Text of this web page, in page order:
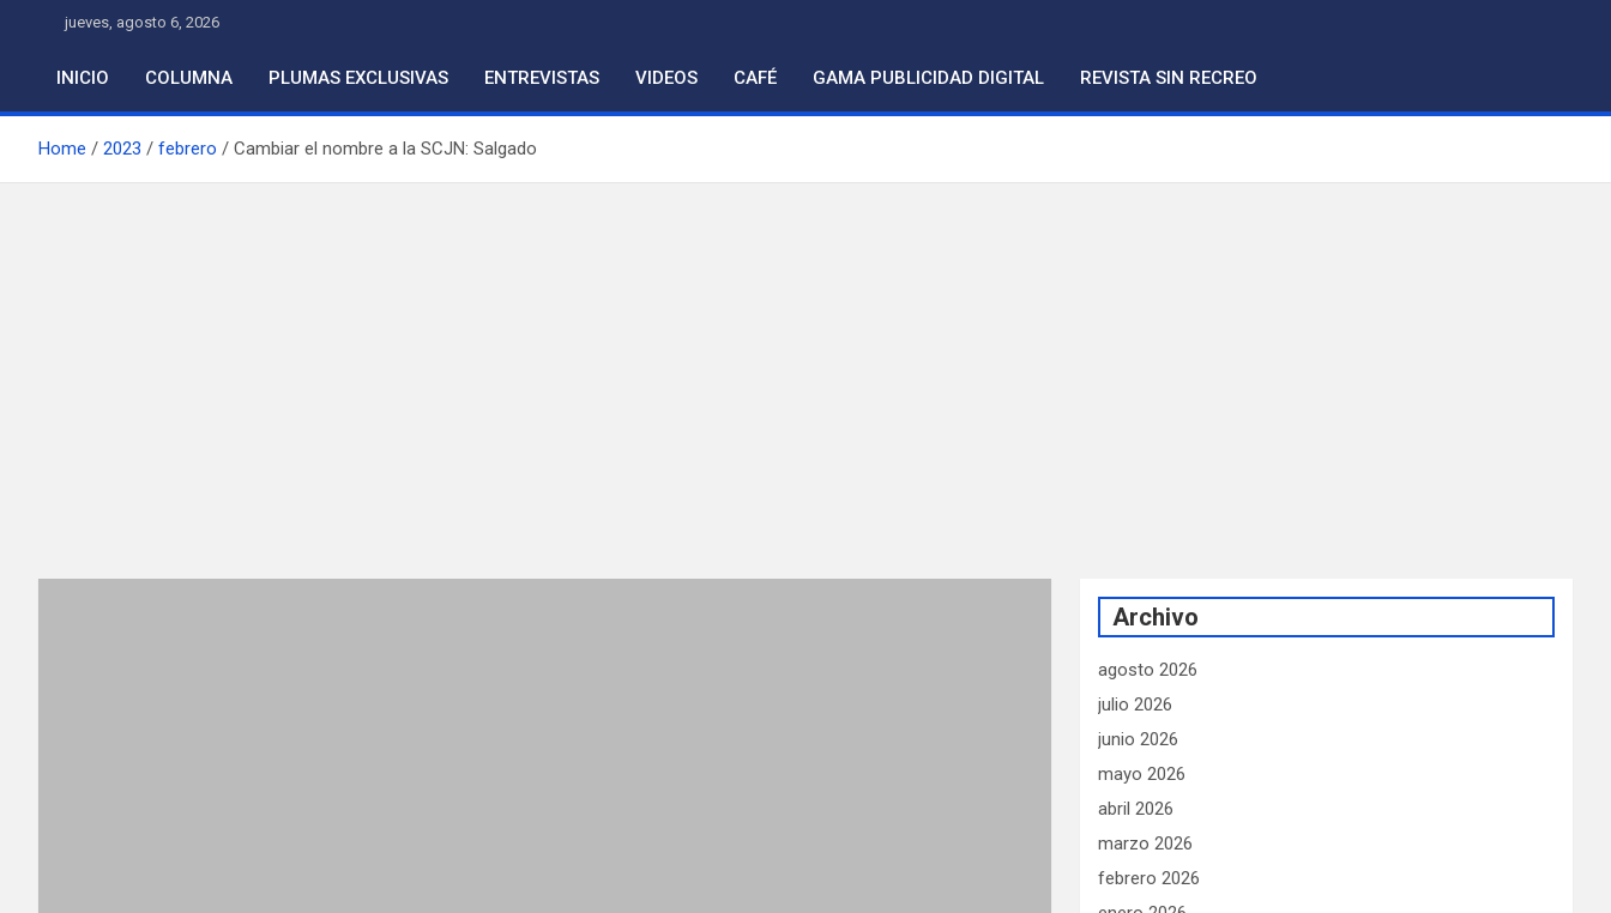
content
jueves, agosto 6, 2026
INICIO COLUMNA PLUMAS EXCLUSIVAS ENTREVISTAS VIDEOS CAFÉ GAMA PUBLICIDAD DIGITAL REVISTA SIN RECREO
Home 2023 febrero Cambiar el nombre a la SCJN: Salgado
Archivo
agosto 2026
julio 2026
junio 2026
mayo 2026
abril 2026
marzo 2026
febrero 2026